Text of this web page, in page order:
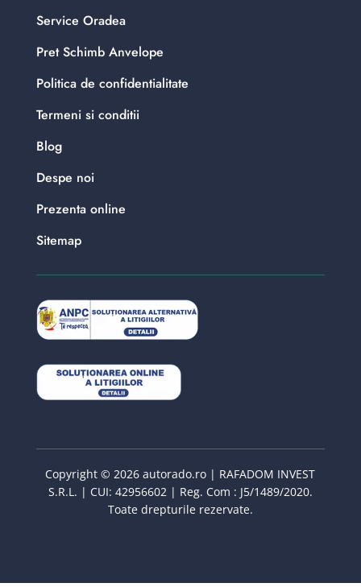
Service Oradea
Pret Schimb Anvelope
Politica de confidentialitate
Termeni si conditii
Blog
Despe noi
Prezenta online
Sitemap
Copyright © 2026 autorado.ro | RAFADOM INVEST
S.R.L. | CUI: 42956602 | Reg. Com : J5/1489/2020.
Toate drepturile rezervate.